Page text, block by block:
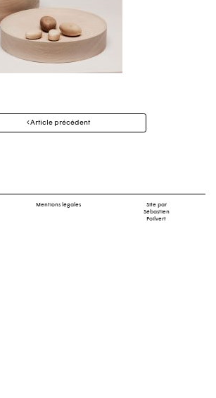
Article précédent
Mentions légales
Site par
Sébastien
Poilvert